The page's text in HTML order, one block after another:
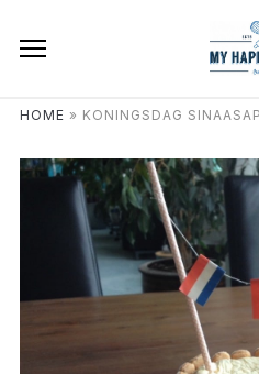
HOME » KONINGSDAG